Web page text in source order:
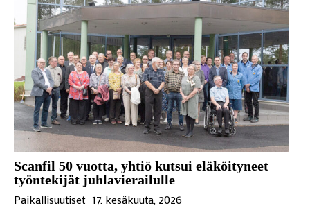
Scanfil 50 vuotta, yhtiö kutsui eläköityneet
työntekijät juhlavierailulle
Paikallisuutiset 17. kesäkuuta, 2026